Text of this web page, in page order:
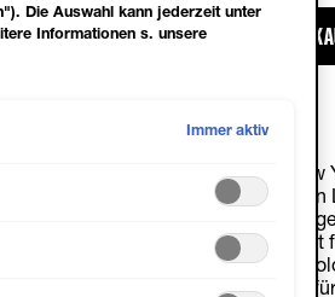
108
JETZT
Das langanhaltende Maybelline
Makeup sorgt für einen ultra-
ist vegan, wurde mit Aminosäure
verschmelzende Pigmente und
dank der innovativen Air-Flex-
der lichtreflektierenden Foundation
Die Auswahl kann jederzeit unter
Informationen s. unsere
Immer aktiv